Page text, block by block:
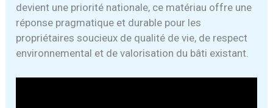
devient une priorité nationale, ce matériau offre une
réponse pragmatique et durable pour les
propriétaires soucieux de qualité de vie, de respect
environnemental et de valorisation du bâti existant.